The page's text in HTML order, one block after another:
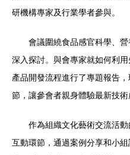
研機構專家及行業學者參與。
會議圍繞食品感官科學、
深入探討。與會專家就如何利
產品開發流程進行了專題報告
節，讓參會者親身體驗最新技術
作為組織文化藝術交流活
互動環節，通過案例分享和小